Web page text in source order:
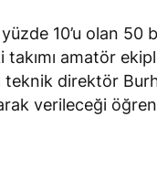
10’u olan 50
amatör
teknik direktör
verileceği